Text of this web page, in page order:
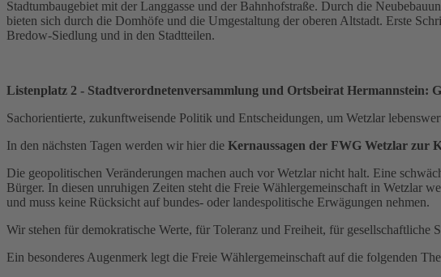
Stadtumbaugebiet mit der Langgasse und der Bahnhofstraße. Durch die
bieten sich durch die Domhöfe und die Umgestaltung der oberen Altstadt. Erste
Bredow-Siedlung und in den Stadtteilen.
Listenplatz 2 - Stadtverordnetenversammlung und Ortsbeirat Hermannstein:
Sachorientierte, zukunftweisende Politik und Entscheidungen, um Wetzlar
In den nächsten Tagen werden wir hier die Kernaussagen der FWG Wetzlar zur
Die geopolitischen Veränderungen machen auch vor Wetzlar nicht halt. Eine
Bürger. In diesen unruhigen Zeiten steht die Freie Wählergemeinschaft in Wetzlar
und muss keine Rücksicht auf bundes- oder landespolitische Erwägungen nehmen.
Wir stehen für demokratische Werte, für Toleranz und Freiheit, für gesellschaftliche
Ein besonderes Augenmerk legt die Freie Wählergemeinschaft auf die folgenden